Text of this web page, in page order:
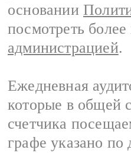
основании
посмотреть
администрацией.
Ежедневная
которые в общей
счетчика
графе указано по